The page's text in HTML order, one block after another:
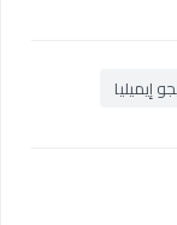
إيميليا